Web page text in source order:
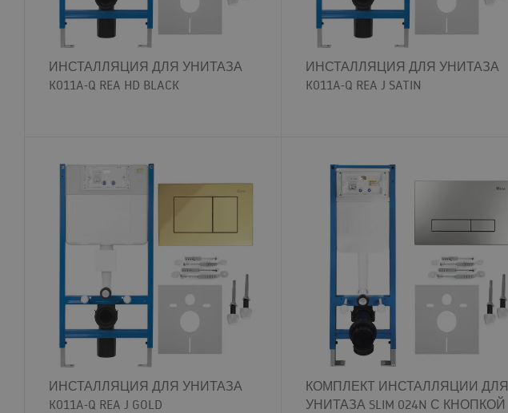
ИНСТАЛЛЯЦИЯ ДЛЯ УНИТАЗА
K011A-Q REA HD BLACK
ИНСТАЛЛЯЦИЯ ДЛЯ УНИТАЗА
K011A-Q REA J SATIN
ИНСТАЛЛЯЦИЯ ДЛЯ УНИТАЗА
K011A-Q REA J GOLD
КОМПЛЕКТ ИНСТАЛЛЯЦИИ ДЛЯ
УНИТАЗА SLIM 024N С КНОПКОЙ